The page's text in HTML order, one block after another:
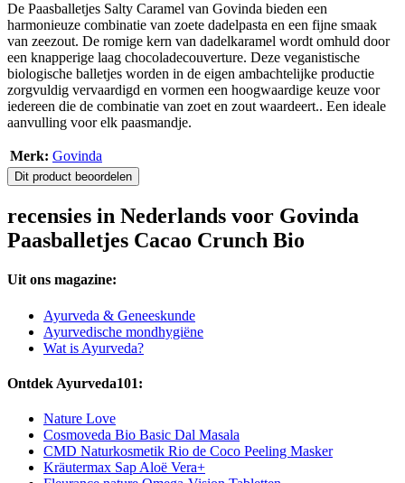
De Paasballetjes Salty Caramel van Govinda bieden een
harmonieuze combinatie van zoete dadelpasta en een fijne smaak
van zeezout. De romige kern van dadelkaramel wordt omhuld door
een knapperige laag chocoladecouverture. Deze veganistische
biologische balletjes worden in de eigen ambachtelijke productie
zorgvuldig vervaardigd en vormen een hoogwaardige keuze voor
iedereen die de combinatie van zoet en zout waardeert.. Een ideale
aanvulling voor elk paasmandje.
Merk: Govinda
Dit product beoordelen
recensies in Nederlands voor Govinda
Paasballetjes Cacao Crunch Bio
Uit ons magazine:
Ayurveda & Geneeskunde
Ayurvedische mondhygiëne
Wat is Ayurveda?
Ontdek Ayurveda101:
Nature Love
Cosmoveda Bio Basic Dal Masala
CMD Naturkosmetik Rio de Coco Peeling Masker
Kräutermax Sap Aloë Vera+